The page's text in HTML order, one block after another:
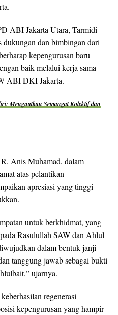
ABI Jakarta Utara, Tarmidi
dukungan dan bimbingan dari
kepengurusan baru
baik melalui kerja sama
ABI DKI Jakarta.
Menguatkan Semangat Kolektif dan
Anis Muhamad, dalam
atas pelantikan
apresiasi yang tinggi
untuk berkhidmat, yang
Rasulullah SAW dan Ahlul
dalam bentuk janji
tanggung jawab sebagai bukti
ujarnya.
regenerasi
kepengurusan yang hampir